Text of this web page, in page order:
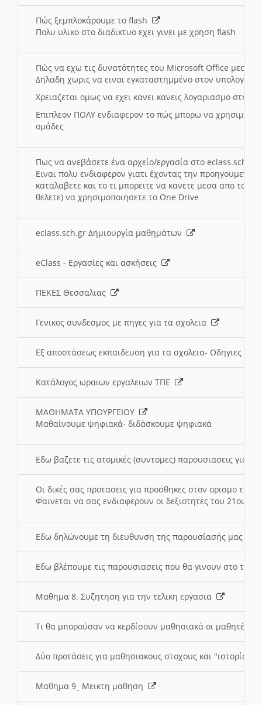
Πώς ξεμπλοκάρουμε το flash
Πολυ υλικο στο διαδικτυο εχει γινει με χρηση flash
Πώς να εχω τις δυνατότητες του Microsoft Office μεσω
Δηλαδη χωρις να ειναι εγκαταστημμένο στον
Χρειαζεται ομως να εχει κανει κανεις λογαριασμο στη
Επιπλεον ΠΟΛΥ ενδιαφερον το πώς μπορω να
ομάδες
Πως να ανεβάσετε ένα αρχείο/εργασία στο eclass.sch.gr
Ειναι πολυ ενδιαφερον γιατι έχοντας την
καταλαβετε και το τι μπορειτε να κανετε μεσα απο το
θελετε) να χρησιμοποιησετε το One Drive
eclass.sch.gr Δημιουργία μαθημάτων
eClass - Εργασίες και ασκήσεις
ΠΕΚΕΣ Θεσσαλιας
Γενικος συνδεσμος με πηγες για τα σχολεια
Εξ αποστάσεως εκπαιδευση για τα σχολεια- Οδηγιες
Κατάλογος ωραιων εργαλειων ΤΠΕ
ΜΑΘΗΜΑΤΑ ΥΠΟΥΡΓΕΙΟΥ
Μαθαίνουμε ψηφιακά- διδάσκουμε ψηφιακά
Εδω βαζετε τις ατομικές (συντομες) παρουσιασεις για
Οι δικές σας προτασεις για προσθηκες στον ορισμο
Φαινεται να σας ενδιαφερουν οι δεξιοτητες του 21ου
Εδω δηλώνουμε τη διευθυνση της παρουσίασής μας
Εδω βλέπουμε τις παρουσιασεις που θα γινουν στο
Μαθημα 8. Συζητηση για την τελικη εργασια
Τι θα μπορούσαν να κερδίσουν μαθησιακά οι μαθητές/
Δύο προτάσεις για μαθησιακους στοχους και "ιστορία"
Μαθημα 9_ Μεικτη μαθηση